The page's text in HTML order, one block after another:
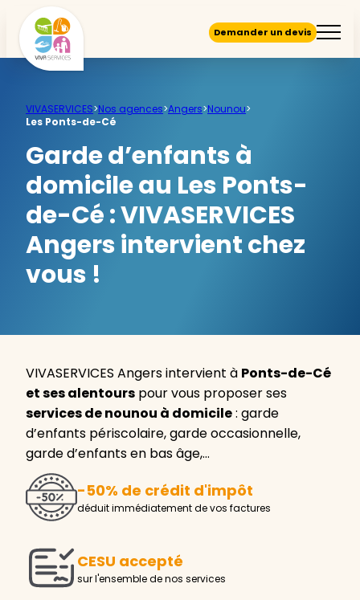
Demander un devis
VIVASERVICES>Nos agences>Angers>Nounou>
Les Ponts-de-Cé
Garde d’enfants à
domicile au Les Ponts-
de-Cé :VIVASERVICES
Angers intervient chez
vous !
VIVASERVICES Angers intervient à Ponts-de-Cé
et ses alentours pour vous proposer ses
services de nounou à domicile: garde
d’enfants périscolaire, garde occasionnelle,
garde d’enfants en bas âge,…
-50% de crédit d'impôt
déduit immédiatement de vos factures
CESU accepté
sur l'ensemble de nos services